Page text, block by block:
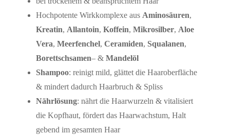
Hochpotente Wirkkomplexe aus Aminosäuren,
Kreatin, Allantoin, Koffein, Mikrosilber, Aloe
Vera, Meerfenchel, Ceramiden, Squalanen,
Borettschsamen– & Mandelöl
Shampoo: reinigt mild, glättet die Haaroberfläche
& mindert dadurch Haarbruch & Spliss
Nährlösung: nährt die Haarwurzeln & vitalisiert
die Kopfhaut, fördert das Haarwachstum, Halt
gebend im gesamten Haar